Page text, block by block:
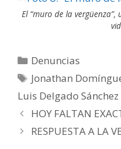
El “muro de la
Categorías
Denuncias
Etiquetas
Jonathan
Luis Delgado Sánchez
Post
navigation
HOY FALTAN
RESPUESTA A LA